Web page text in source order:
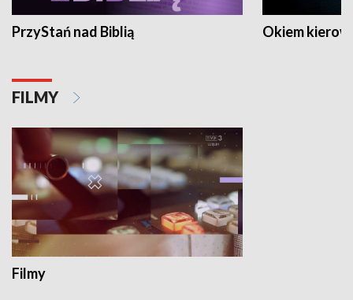
PrzyStań nad Biblią Okiem
FILMY
Filmy